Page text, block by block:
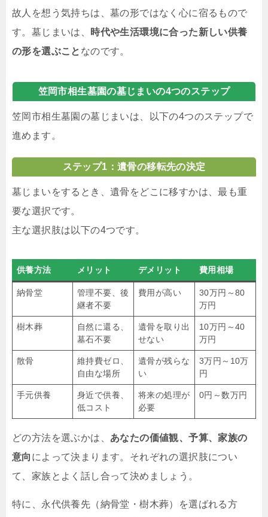
故人を想う気持ちは、墓の形ではなく心に宿るもので
す。墓じまいは、
時代や生活環境に合った新しい供養
の形を選ぶこと なのです。
笠岡市相生墓園の墓じまいの4つのステップ
笠岡市相生墓園の墓じまいは、以下の4つのステップで
進めます。
ステップ1：遺骨の移転先の決定
墓じまいをするとき、遺骨をどこに移すかは、最も重
要な選択です。
主な選択肢は以下の4つです。
供養方法 メリット デメリット 費用相場
納骨堂
管理不要、後
継者不要
費用が高い
30万円～80
万円
樹木葬
自然に還る、
墓石不要
遺骨を取り出
せない
10万円～40
万円
散骨
維持費ゼロ、
自由な場所
遺骨が残らな
い
3万円～10万
円
手元供養
身近で供養、
低コスト
将来の処理が
必要
0円～数万円
どの方法を選ぶかは、 あなたの価値観、予算、家族の
意向 によって決まります。それぞれの選択肢につい
て、家族とよく話し合って決めましょう。
特に、永代供養先（納骨堂・樹木葬）を選ばれる方